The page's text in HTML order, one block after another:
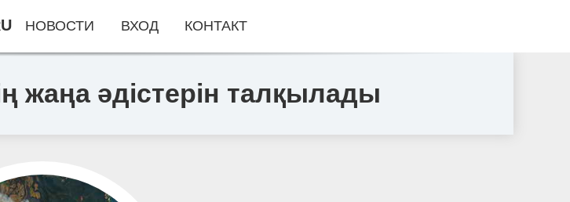
жаңа әдістерін талқылады
НОВОСТИ ВХОД КОНТАКТ